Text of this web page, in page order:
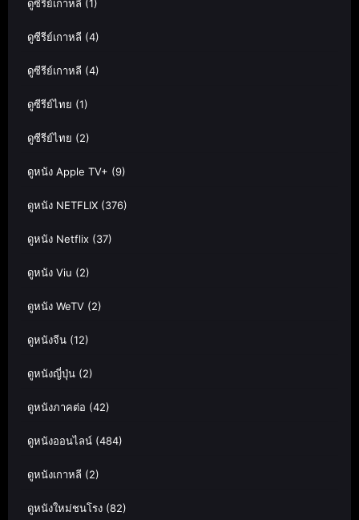
ดูซีรีย์เกาหลี (1)
ดูซีรีย์เกาหลี (4)
ดูซีรีย์เกาหลี (4)
ดูซีรีย์ไทย (1)
ดูซีรีย์ไทย (2)
ดูหนัง Apple TV+ (9)
ดูหนัง NETFLIX (376)
ดูหนัง Netflix (37)
ดูหนัง Viu (2)
ดูหนัง WeTV (2)
ดูหนังจีน (12)
ดูหนังญี่ปุ่น (2)
ดูหนังภาคต่อ (42)
ดูหนังออนไลน์ (484)
ดูหนังเกาหลี (2)
ดูหนังใหม่ชนโรง (82)